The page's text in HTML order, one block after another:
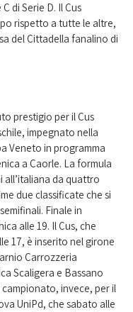
di Serie D. Il Cus
rispetto a tutte le altre,
del Cittadella fanalino di
prestigio per il Cus
impegnato nella
Veneto in programma
a Caorle. La formula
all’italiana da quattro
due classificate che si
Finale in
alle 19. Il Cus, che
17, è inserito nel girone
Carrozzeria
Scaligera e Bassano
invece, per il
UniPd, che sabato alle